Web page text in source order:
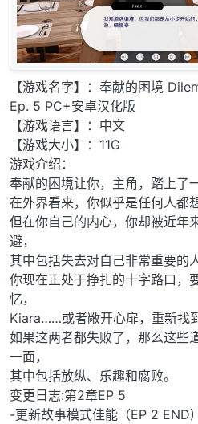
【游戏名字】：奉献的困境
Ep. 5 PC+安卓汉化版
【游戏语言】：中文
【游戏大小】：11G
游戏介绍：
奉献的困境让你，主角，踏上了
在外界看来，你似乎是任何人都
但在你自己的内心，你却被近年
避，
其中包括失去对自己非常重要的人
你现在正处于挣扎的十字路口，
忆，
Kiara……或者敞开心扉，重新找
如果这两者都失败了，那么这些
一面，
其中包括放纵、乐趣和腐败。
变更日志:第2章EP 5
-更新故事模式佳能（EP 2 END)